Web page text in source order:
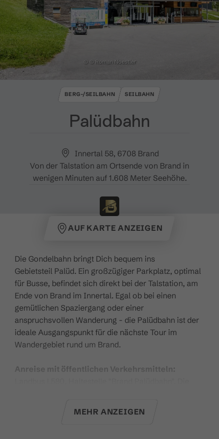
© © Roman Noestler
Palüdbahn
BERG-/SEILBAHN SEILBAHN
Innertal 58, 6708 Brand
Von der Talstation am Ortsende von Brand in
wenigen Minuten auf 1.608 Meter Seehöhe.
AUF KARTE ANZEIGEN
Die Gondelbahn bringt Dich bequem ins
Gebietsteil Palüd. Ein großzügiger Parkplatz, optimal
für Busse, befindet sich direkt bei der Talstation, am
Ende von Brand im Innertal. Egal ob bei einen
gemütlichen Spaziergang oder einer
anspruchsvollen Wanderung - die Palüdbahn ist der
ideale Ausgangspunkt für die nächste Tour im
Wandergebiet rund um Brand.
Anreise mit öffentlichen Verkehrsmitteln:
Bludenz, Klostertal Gästekarte und mit der
MEHR ANZEIGEN